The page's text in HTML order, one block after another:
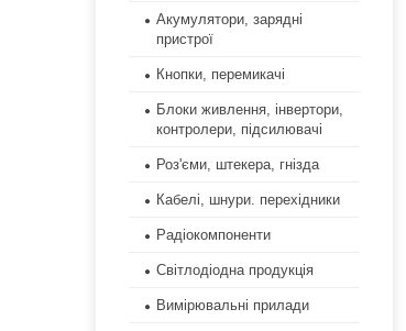
Акумулятори, зарядні
пристрої
Кнопки, перемикачі
Блоки живлення, інвертори,
контролери, підсилювачі
Роз'єми, штекера, гнізда
Кабелі, шнури. перехідники
Радіокомпоненти
Світлодіодна продукція
Вимірювальні прилади